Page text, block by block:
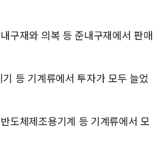
구재와 의복 등 준내구재에서 판매
등 기계류에서 투자가 모두 늘었
도체제조용기계 등 기계류에서 모